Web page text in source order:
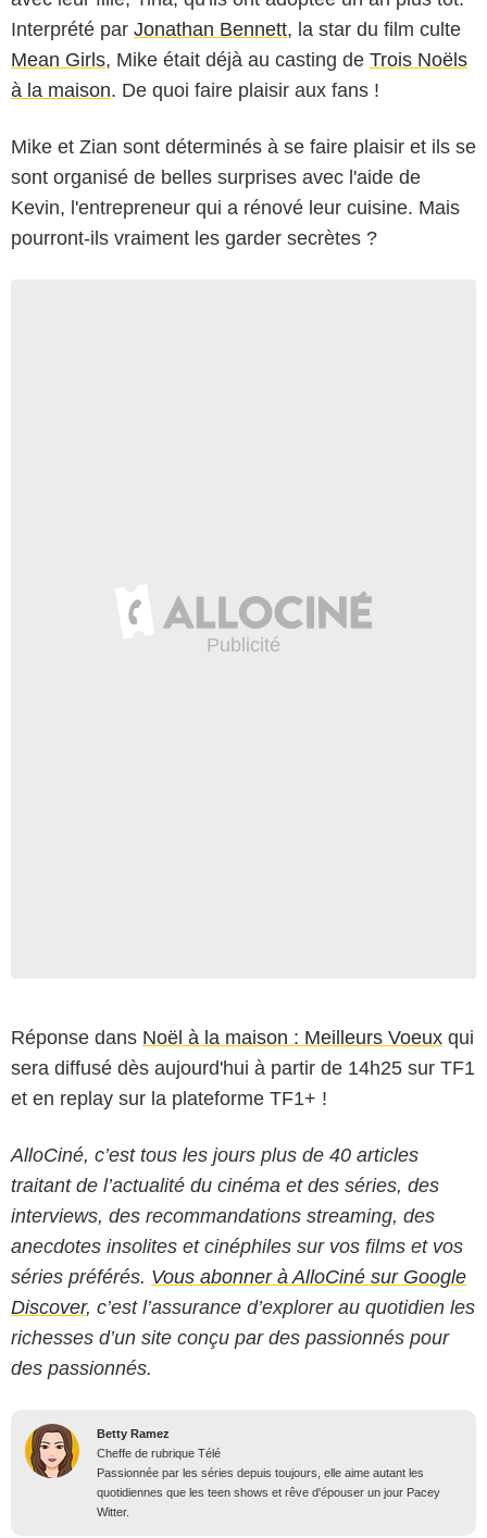
Interprété par Jonathan Bennett, la star du film culte
Mean Girls, Mike était déjà au casting de Trois Noëls
à la maison. De quoi faire plaisir aux fans !
Mike et Zian sont déterminés à se faire plaisir et ils se
sont organisé de belles surprises avec l'aide de
Kevin, l'entrepreneur qui a rénové leur cuisine. Mais
pourront-ils vraiment les garder secrètes ?
Réponse dans Noël à la maison : Meilleurs Voeux qui
sera diffusé dès aujourd'hui à partir de 14h25 sur TF1
et en replay sur la plateforme TF1+ !
AlloCiné, c’est tous les jours plus de 40 articles
traitant de l’actualité du cinéma et des séries, des
interviews, des recommandations streaming, des
anecdotes insolites et cinéphiles sur vos films et vos
séries préférés. Vous abonner à AlloCiné sur Google
Discover, c’est l’assurance d’explorer au quotidien les
richesses d’un site conçu par des passionnés pour
des passionnés.
Betty Ramez
Cheffe de rubrique Télé
Passionnée par les séries depuis toujours, elle aime autant les
quotidiennes que les teen shows et rêve d'épouser un jour Pacey
Witter.